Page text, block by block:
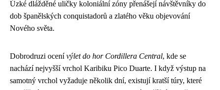
Úzké dlážděné uličky koloniální zóny přenášejí návštěvníky do
dob španělských conquistadorů a zlatého věku objevování
Nového světa.
Dobrodruzi ocenívýlet do hor Cordillera Central, kde se
nachází nejvyšší vrchol Karibiku Pico Duarte. I když výstup na
samotný vrchol vyžaduje několik dní, existují kratší túry, které